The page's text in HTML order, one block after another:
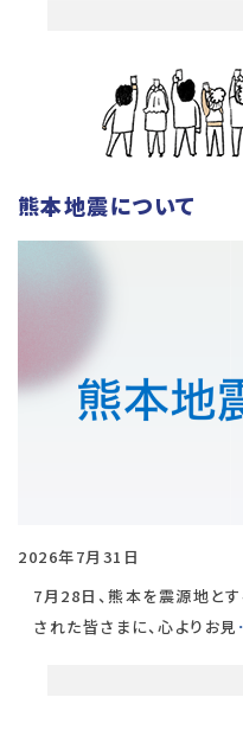
熊本地震について
2026年7月31日
7月28日、熊本を震源地と
された皆さまに、心よりお見